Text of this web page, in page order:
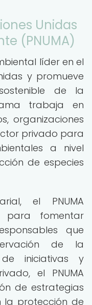
Unidas
(PNUMA)
líder en el
y promueve
de la
trabaja en
organizaciones
privado para
a nivel
de especies
el PNUMA
para fomentar
que
de la
iniciativas y
el PNUMA
de estrategias
la protección de